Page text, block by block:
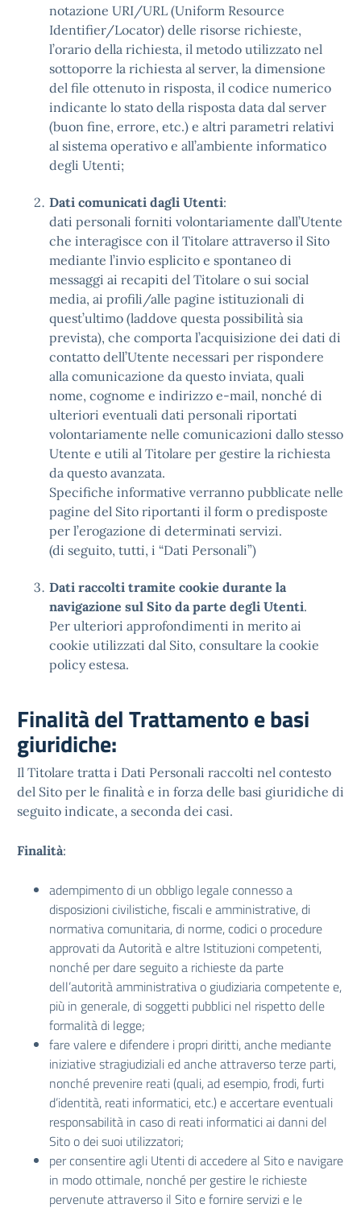
notazione URI/URL (Uniform Resource
Identifier/Locator) delle risorse richieste,
l’orario della richiesta, il metodo utilizzato nel
sottoporre la richiesta al server, la dimensione
del file ottenuto in risposta, il codice numerico
indicante lo stato della risposta data dal server
(buon fine, errore, etc.) e altri parametri relativi
al sistema operativo e all’ambiente informatico
degli Utenti;
Dati comunicati dagli Utenti:
dati personali forniti volontariamente dall’Utente
che interagisce con il Titolare attraverso il Sito
mediante l’invio esplicito e spontaneo di
messaggi ai recapiti del Titolare o sui social
media, ai profili/alle pagine istituzionali di
quest’ultimo (laddove questa possibilità sia
prevista), che comporta l’acquisizione dei dati di
contatto dell’Utente necessari per rispondere
alla comunicazione da questo inviata, quali
nome, cognome e indirizzo e-mail, nonché di
ulteriori eventuali dati personali riportati
volontariamente nelle comunicazioni dallo stesso
Utente e utili al Titolare per gestire la richiesta
da questo avanzata.
Specifiche informative verranno pubblicate nelle
pagine del Sito riportanti il form o predisposte
per l’erogazione di determinati servizi.
(di seguito, tutti, i “Dati Personali”)
Dati raccolti tramite cookie durante la
navigazione sul Sito da parte degli Utenti.
Per ulteriori approfondimenti in merito ai
cookie utilizzati dal Sito, consultare la cookie
policy estesa.
Finalità del Trattamento e basi
giuridiche:
Il Titolare tratta i Dati Personali raccolti nel contesto
del Sito per le finalità e in forza delle basi giuridiche di
seguito indicate, a seconda dei casi.
Finalità:
adempimento di un obbligo legale connesso a
disposizioni civilistiche, fiscali e amministrative, di
normativa comunitaria, di norme, codici o procedure
approvati da Autorità e altre Istituzioni competenti,
nonché per dare seguito a richieste da parte
dell’autorità amministrativa o giudiziaria competente e,
più in generale, di soggetti pubblici nel rispetto delle
formalità di legge;
fare valere e difendere i propri diritti, anche mediante
iniziative stragiudiziali ed anche attraverso terze parti,
nonché prevenire reati (quali, ad esempio, frodi, furti
d’identità, reati informatici, etc.) e accertare eventuali
responsabilità in caso di reati informatici ai danni del
Sito o dei suoi utilizzatori;
per consentire agli Utenti di accedere al Sito e navigare
in modo ottimale, nonché per gestire le richieste
pervenute attraverso il Sito e fornire servizi e le